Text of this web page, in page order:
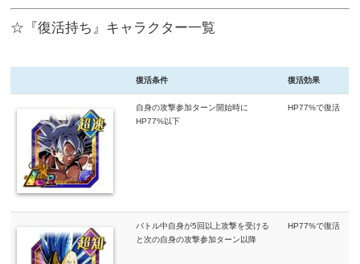
☆『復活持ち』キャラクター一覧
復活条件 復活効果
自身の攻撃参加ターン開始時に
HP77%以下
HP77%で復活
バトル中自身が5回以上攻撃を受ける
と次の自身の攻撃参加ターン以降
HP77%で復活